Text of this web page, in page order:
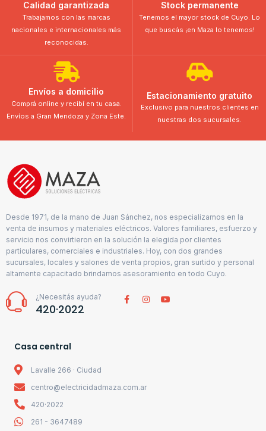
Calidad garantizada
Trabajamos con las marcas
nacionales e internacionales más
reconocidas.
Stock permanente
Tenemos el mayor stock de Cuyo. Lo
que buscás ¡en Maza lo tenemos!
Envíos a domicilio
Comprá online y recibí en tu casa.
Envíos a Gran Mendoza y Zona Este.
Estacionamiento gratuito
Exclusivo para nuestros clientes en
nuestras dos sucursales.
Desde 1971, de la mano de Juan Sánchez, nos especializamos en la
venta de insumos y materiales eléctricos. Valores familiares, esfuerzo y
servicio nos convirtieron en la solución la elegida por clientes
particulares, comerciales e industriales. Hoy, con dos grandes
sucursales, locales y salones de venta propios, gran surtido y personal
altamente capacitado brindamos asesoramiento en todo Cuyo.
¿Necesitás ayuda?
420·2022
Casa central
Lavalle 266 · Ciudad
centro@electricidadmaza.com.ar
420·2022
261 - 3647489